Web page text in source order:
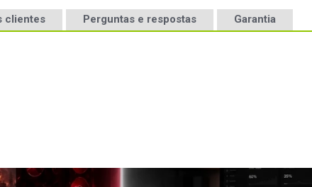
clientes Perguntas e respostas Garantia